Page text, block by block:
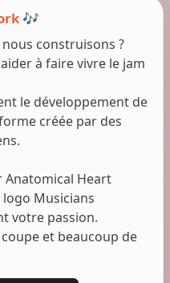
🎶
construisons ?
à faire vivre le jam
le développement de
créée par des
Anatomical Heart
Musicians
votre passion.
et beaucoup de